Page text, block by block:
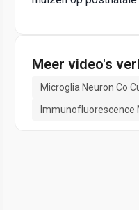
Meer video's
Microglia Neuron Co
Immunofluorescence